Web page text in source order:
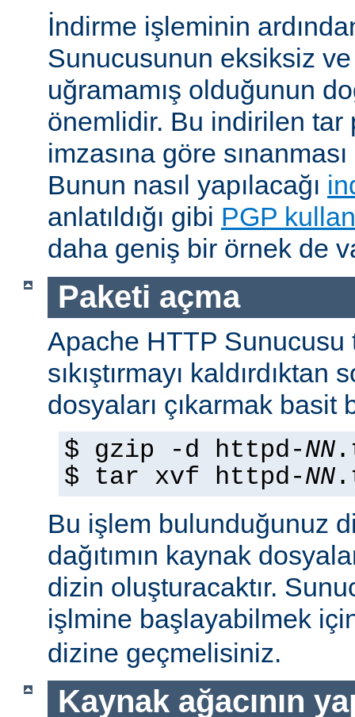
İndirme işleminin
Sunucusunun eksiksiz
uğramamış olduğunun
önemlidir. Bu indirilen tar
imzasına göre
Bunun nasıl yapılacağı
anlatıldığı gibi PGP
daha geniş bir örnek de
Paketi açma
Apache HTTP Sunucusu
sıkıştırmayı
dosyaları çıkarmak basit
$ gzip -d httpd-NN
$ tar xvf httpd-NN
Bu işlem bulunduğunuz
dağıtımın kaynak
dizin oluşturacaktır.
işlmine başlayabilmek
dizine geçmelisiniz.
Kaynak ağacının